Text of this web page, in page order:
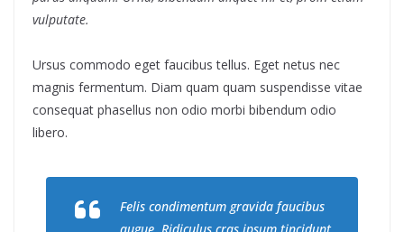
vulputate.
Ursus commodo eget faucibus tellus. Eget netus nec
magnis fermentum. Diam quam quam suspendisse vitae
consequat phasellus non odio morbi bibendum odio
libero.
Felis condimentum gravida faucibus